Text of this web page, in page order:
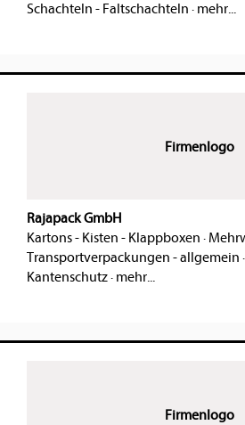
Schachteln - Faltschachteln · mehr...
Firmenlogo
Rajapack GmbH
Kartons - Kisten - Klappboxen ·
Transportverpackungen - allgemein ·
Kantenschutz· mehr...
Firmenlogo